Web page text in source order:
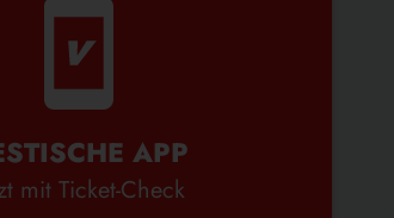
APP
mit Ticket-Check